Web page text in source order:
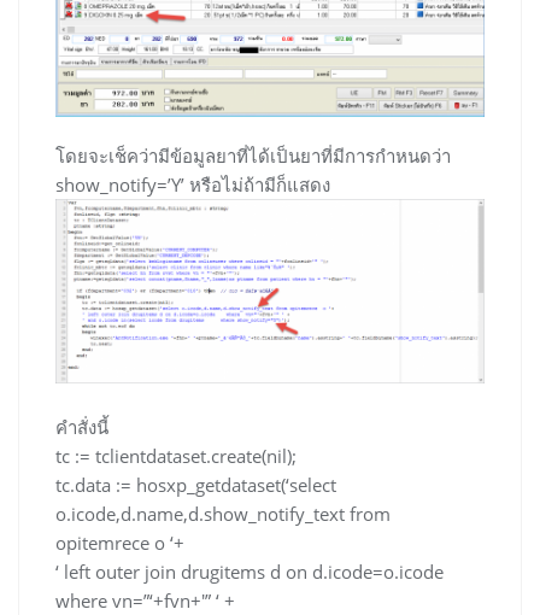
โดยจะเช็คว่ามีข้อมูลยาที่ได้เป็นยาที่มีการกำหนดว่า
show_notify=’Y’ หรือไม่ถ้ามีก็แสดง
คำสั่งนี้
tc := tclientdataset.create(nil);
tc.data := hosxp_getdataset(‘select
o.icode,d.name,d.show_notify_text from
opitemrece o ‘+
‘ left outer join drugitems d on d.icode=o.icode
where vn=”‘+fvn+'” ‘ +